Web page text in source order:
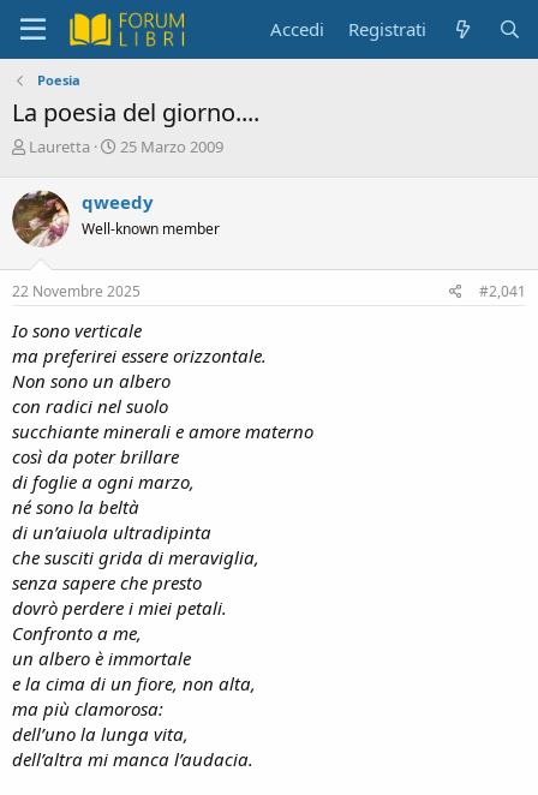
Accedi Registrati
Poesia
La poesia del giorno....
C
e
a
t
o
r
e
s
c
u
s
i
o
n
e
Lauretta
D
a
d
i
n
z
i
o
25 Marzo 2009
qweedy
Well-known member
22 Novembre 2025 #2,041
Io sono verticale
ma preferirei essere orizzontale.
Non sono un albero
con radici nel suolo
succhiante minerali e amore materno
così da poter brillare
di foglie a ogni marzo,
né sono la beltà
di un’aiuola ultradipinta
che susciti grida di meraviglia,
senza sapere che presto
dovrò perdere i miei petali.
Confronto a me,
un albero è immortale
e la cima di un fiore, non alta,
ma più clamorosa:
dell’uno la lunga vita,
dell’altra mi manca l’audacia.